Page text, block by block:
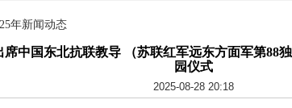
年新闻动态
席中国东北抗联教导 （苏联红军远东方面军第88
园仪式
2025-08-28 20:18